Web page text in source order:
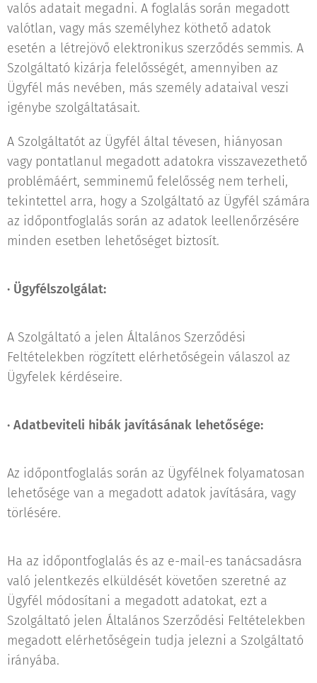
valós adatait megadni. A foglalás során megadott
valótlan, vagy más személyhez köthető adatok
esetén a létrejövő elektronikus szerződés semmis. A
Szolgáltató kizárja felelősségét, amennyiben az
Ügyfél más nevében, más személy adataival veszi
igénybe szolgáltatásait.
A Szolgáltatót az Ügyfél által tévesen, hiányosan
vagy pontatlanul megadott adatokra visszavezethető
problémáért, semminemű felelősség nem terheli,
tekintettel arra, hogy a Szolgáltató az Ügyfél számára
az időpontfoglalás során az adatok leellenőrzésére
minden esetben lehetőséget biztosít.
· Ügyfélszolgálat:
A Szolgáltató a jelen Általános Szerződési
Feltételekben rögzített elérhetőségein válaszol az
Ügyfelek kérdéseire.
· Adatbeviteli hibák javításának lehetősége:
Az időpontfoglalás során az Ügyfélnek folyamatosan
lehetősége van a megadott adatok javítására, vagy
törlésére.
Ha az időpontfoglalás és az e-mail-es tanácsadásra
való jelentkezés elküldését követően szeretné az
Ügyfél módosítani a megadott adatokat, ezt a
Szolgáltató jelen Általános Szerződési Feltételekben
megadott elérhetőségein tudja jelezni a Szolgáltató
irányába.